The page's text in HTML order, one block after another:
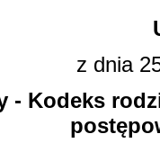
z dnia
- Kodeks